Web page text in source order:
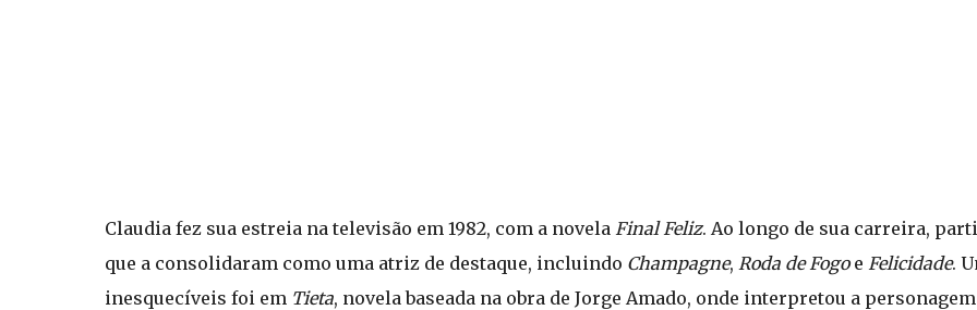
Claudia fez sua estreia na televisão em 1982, com a novela Final Feliz. Ao longo de sua carreira,
que a consolidaram como uma atriz de destaque, incluindo Champagne, Roda de Fogoe Felicidade.
inesquecíveis foi em Tieta, novela baseada na obra de Jorge Amado, onde interpretou a